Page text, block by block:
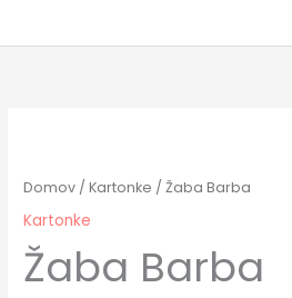
to
Domov /Kartonke / Žaba Barba
Kartonke
Žaba Barba
količina